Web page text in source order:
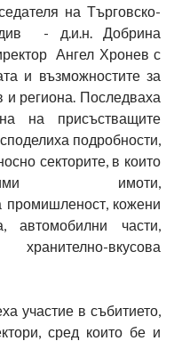
на Търговско-
- д.и.н. Добрина
Ангел Хронев с
и възможностите за
и региона. Последваха
на присъстващите
подробности,
секторите, в които
имоти,
промишленост, кожени
автомобилни части,
вкусова
участие в събитието,
сред които бе и